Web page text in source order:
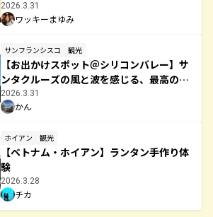
2026.3.31
ワッキーまゆみ
サンフランシスコ 観光
【お出かけスポット＠シリコンバレー】サ
ンタクルーズの風と波を感じる、最高のシ
ーサイドウォーク・West Cliff
2026.3.31
かん
ホイアン 観光
【ベトナム・ホイアン】ランタン手作り体
験
2026.3.28
チカ